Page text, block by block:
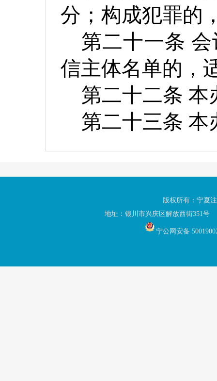
分；构成犯罪的
第二十一条
信主体名单的，
第二十二条 本
第二十三条 本
版权所有：宁夏
地址：银川市兴庆区解放西街
宁公网安备